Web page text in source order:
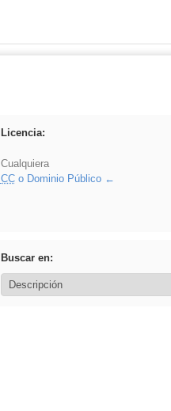
Licencia:
Cualquiera
CCo Dominio Público
Buscar en: